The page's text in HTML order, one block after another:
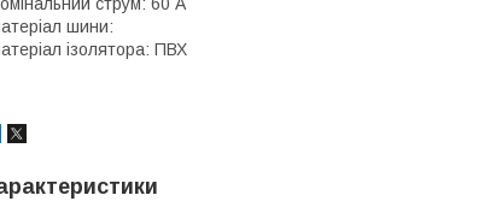
струм: 60 А
шини:
ізолятора: ПВХ